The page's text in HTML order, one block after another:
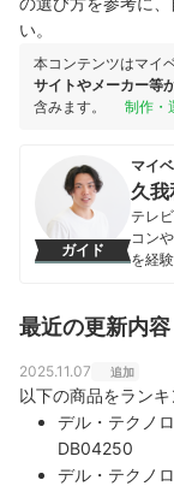
い。
本コンテンツはマイ
サイトやメーカー等
含みます。
制作・
ガイド
マイ
久我
テレ
コン
を経
スト
制作
久
最近の更新内容
2025.11.07 追加
以下の商品をランキ
デル・テクノ
DB04250
デル・テクノ